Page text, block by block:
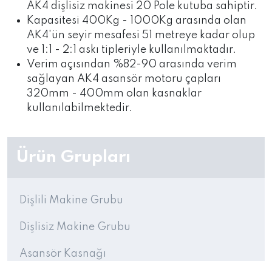
Ürün Grupları
Dişlili Makine Grubu
Dişlisiz Makine Grubu
Asansör Kasnağı
AK4 dişlisiz makinesi 20 Pole kutuba sahiptir.
Kapasitesi 400Kg - 1000Kg arasında olan
AK4'ün seyir mesafesi 51 metreye kadar olup
ve 1:1 - 2:1 askı tipleriyle kullanılmaktadır.
Verim açısından %82-90 arasında verim
sağlayan AK4 asansör motoru çapları
320mm - 400mm olan kasnaklar
kullanılabilmektedir.